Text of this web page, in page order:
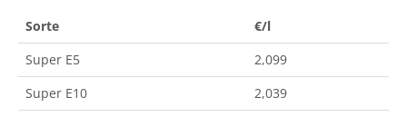
Sorte
€/l
Super E5
2,099
Super E10
2,039